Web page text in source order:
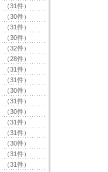
（31件）
（30件）
（31件）
（30件）
（32件）
（28件）
（31件）
（31件）
（30件）
（31件）
（30件）
（31件）
（31件）
（30件）
（31件）
（31件）